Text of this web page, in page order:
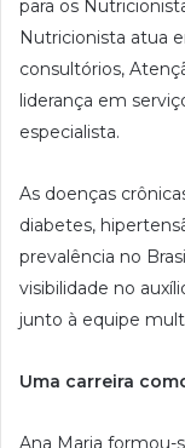
para os
Nutricionista atua
consultórios,
liderança em
especialista.
As doenças
diabetes,
prevalência no
visibilidade no
junto à equipe
Uma carreira
Ana Maria formou-